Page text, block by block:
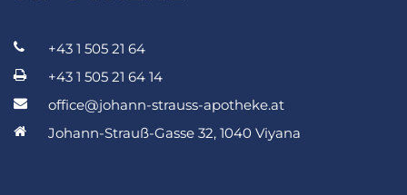
+43 1 505 21 64
+43 1 505 21 64 14
office@johann-strauss-apotheke.at
Johann-Strauß-Gasse 32, 1040 Viyana